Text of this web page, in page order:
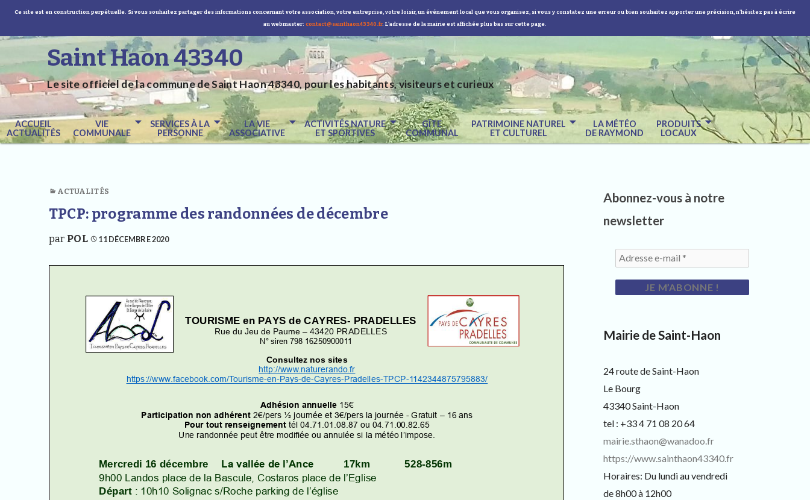
Ce site est en construction perpétuelle. Si vous souhaitez partager des informations concernant votre association, votre entreprise, votre loisir, un événement local que vous organisez, si vous y constatez une erreur ou bien souhaitez apporter une précision, n'hésitez pas à écrire
au webmaster: contact@sainthaon43340.fr. L'adresse de la mairie est affichée plus bas sur cette page.
Saint Haon 43340
Le site officiel de la commune de Saint Haon 43340, pour les habitants, visiteurs et curieux
ACCUEIL
ACTUALITÉS
VIE
COMMUNALE
SERVICES À LA
PERSONNE
LA VIE
ASSOCIATIVE
ACTIVITÉS NATURE
ET SPORTIVES
GÎTE
COMMUNAL
PATRIMOINE NATUREL
ET CULTUREL
LA MÉTÉO
DE RAYMOND
PRODUITS
LOCAUX
ACTUALITÉS
TPCP: programme des randonnées de décembre
par POL 11 DÉCEMBRE 2020
Abonnez-vous à notre
newsletter
Mairie de Saint-Haon
24 route de Saint-Haon
Le Bourg
43340 Saint-Haon
tel : +33 4 71 08 20 64
mairie.sthaon@wanadoo.fr
https://www.sainthaon43340.fr
Horaires: Du lundi au vendredi
de 8h00 à 12h00